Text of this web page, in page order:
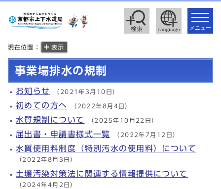
toggle
メニュー
現在位置： 表示
事業場排水の規制
お知らせ （2021年3月10日）
初めての方へ （2022年8月4日）
水質規制について （2025年10月22日）
届出書・申請書様式一覧 （2022年7月12日）
水質使用料制度（特別汚水の使用料）について
（2022年8月3日）
土壌汚染対策法に関連する情報提供について
（2024年4月2日）